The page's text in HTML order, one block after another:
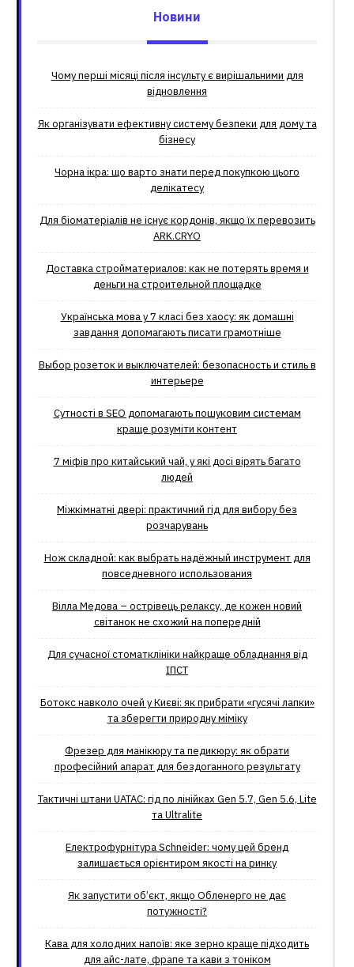
Новини
Чому перші місяці після інсульту є вирішальними для
відновлення
Як організувати ефективну систему безпеки для дому та
бізнесу
Чорна ікра: що варто знати перед покупкою цього
делікатесу
Для біоматеріалів не існує кордонів, якщо їх перевозить
ARK.CRYO
Доставка стройматериалов: как не потерять время и
деньги на строительной площадке
Українська мова у 7 класі без хаосу: як домашні
завдання допомагають писати грамотніше
Выбор розеток и выключателей: безопасность и стиль в
интерьере
Сутності в SEO допомагають пошуковим системам
краще розуміти контент
7 міфів про китайський чай, у які досі вірять багато
людей
Міжкімнатні двері: практичний гід для вибору без
розчарувань
Нож складной: как выбрать надёжный инструмент для
повседневного использования
Вілла Медова – острівець релаксу, де кожен новий
світанок не схожий на попередній
Для сучасної стоматклініки найкраще обладнання від
ІПСТ
Ботокс навколо очей у Києві: як прибрати «гусячі лапки»
та зберегти природну міміку
Фрезер для манікюру та педикюру: як обрати
професійний апарат для бездоганного результату
Тактичні штани UATAC: гід по лінійках Gen 5.7, Gen 5.6, Lite
та Ultralite
Електрофурнітура Schneider: чому цей бренд
залишається орієнтиром якості на ринку
Як запустити об’єкт, якщо Обленерго не дає
потужності?
Кава для холодних напоїв: яке зерно краще підходить
для айс-лате, фрапе та кави з тоніком